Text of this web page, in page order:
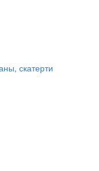
скатерти